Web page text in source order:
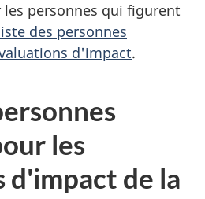
les personnes qui figurent
des personnes
d'impact.
les
d'impact de la